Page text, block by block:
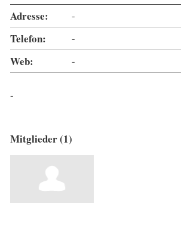
Adresse: -
Telefon: -
Web: -
-
Mitglieder (1)